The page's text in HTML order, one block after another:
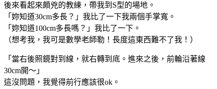
後來看起來頗兇的教練，帶我到S型的場地。
「妳知道30cm多長？」我比了一下我兩個手掌寬。
「妳知道100cm多長嗎？」我比了一下。
（想考我，我可是數學老師勒！長度這東西難不了我！）
「當右後照鏡對到線，就右轉到底。進來之後，前輪沿著線
30cm開～」
這沒問題，我覺得前行應該很ok。